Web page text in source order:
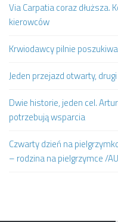
Via Carpatia coraz dłuższa.
kierowców
Krwiodawcy pilnie
Jeden przejazd otwarty,
Dwie historie, jeden cel.
potrzebują wsparcia
Czwarty dzień na
– rodzina na pielgrzymce /